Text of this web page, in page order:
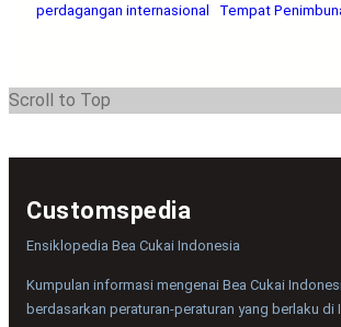
perdagangan internasional
Tempat
Scroll to Top
Customspedia
Ensiklopedia Bea Cukai Indonesia
Kumpulan informasi mengenai Bea Cukai
berdasarkan peraturan-peraturan yang berlaku di